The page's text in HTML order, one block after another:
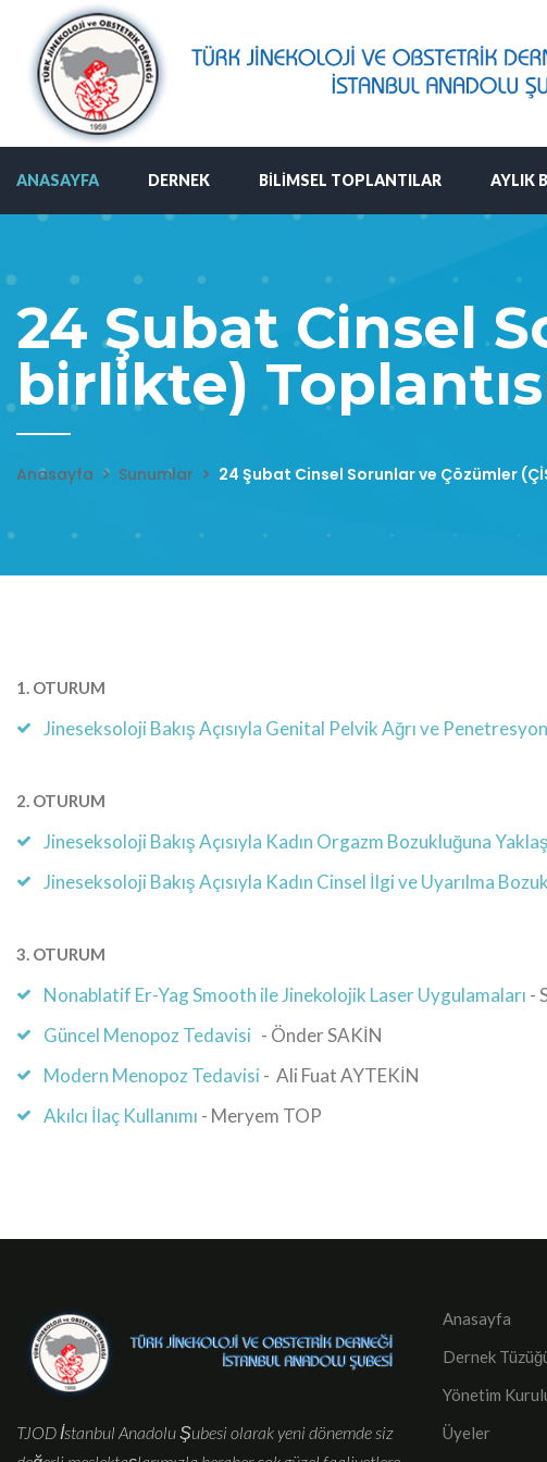
ANASAYFA DERNEK BILIMSEL TOPLANTILAR AYLIK
24 Şubat Cinsel
birlikte)
Anasayfa Sunumlar 24 Şubat Cinsel Sorunlar ve Çözümler
1. OTURUM
Jineseksoloji Bakış Açısıyla Genital Pelvik Ağrı ve
2. OTURUM
Jineseksoloji Bakış Açısıyla Kadın Orgazm Bozukluğuna
Jineseksoloji Bakış Açısıyla Kadın Cinsel İlgi ve Uyarılma
3. OTURUM
Nonablatif Er-Yag Smooth ile Jinekolojik Laser Uygulamaları -
Güncel Menopoz Tedavisi - Önder SAKİN
Modern Menopoz Tedavisi - Ali Fuat AYTEKİN
Akılcı İlaç Kullanımı - Meryem TOP
TJOD İstanbul Anadolu Şubesi olarak yeni dönemde siz
Anasayfa
Dernek
Yönetim
Üyeler